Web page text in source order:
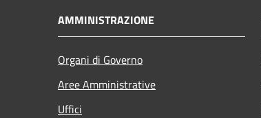
AMMINISTRAZIONE
Organi di Governo
Aree Amministrative
Uffici